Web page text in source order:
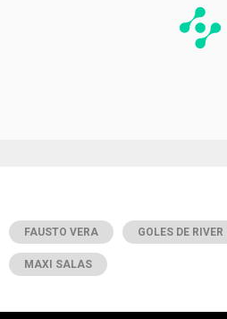
FAUSTO VERA GOLES DE RIVER
MAXI SALAS